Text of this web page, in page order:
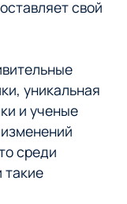
свой
уникальная
и ученые
среди
такие